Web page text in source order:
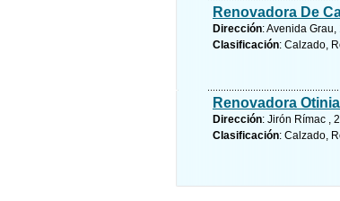
Renovadora De
Dirección: Avenida
Clasificación: Calzado,
Renovadora
Dirección: Jirón Rímac ,
Clasificación: Calzado,